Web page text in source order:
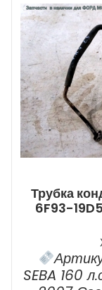
Трубка
6F93-
SEBA 160